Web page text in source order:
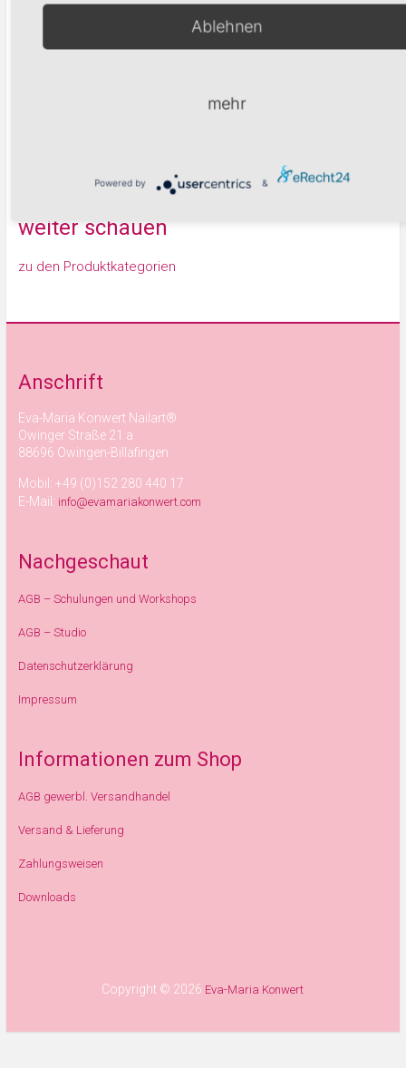
Suchen
weiter schauen
zu den Produktkategorien
Anschrift
Eva-Maria Konwert Nailart®
Owinger Straße 21 a
88696 Owingen-Billafingen
Mobil: +49 (0)152 280 440 17
E-Mail: info@evamariakonwert.com
Nachgeschaut
AGB – Schulungen und Workshops
AGB – Studio
Datenschutzerklärung
Impressum
Informationen zum Shop
AGB gewerbl. Versandhandel
Versand & Lieferung
Zahlungsweisen
Downloads
Copyright © 2026 Eva-Maria Konwert
Ablehnen
mehr
Powered by &